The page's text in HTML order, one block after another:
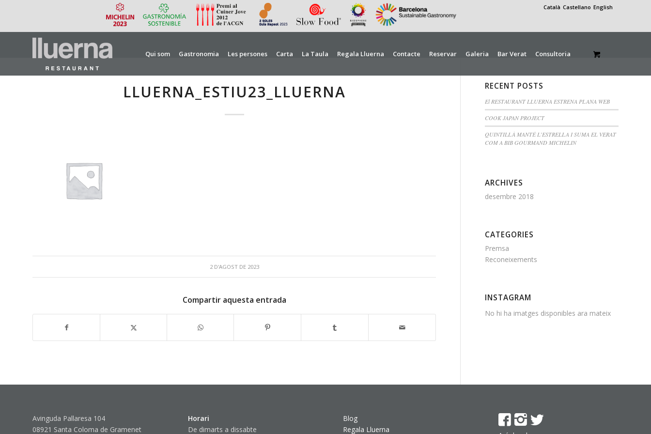
Català Castellano English
Qui som Gastronomia Les persones Carta La Taula Regala Lluerna Contacte Reservar Galeria Bar Verat Consultoria
LLUERNA_ESTIU23_LLUERNA
2 D'AGOST DE 2023
Compartir aquesta entrada
RECENT POSTS
El RESTAURANT LLUERNA ESTRENA PLANA WEB
COOK JAPAN PROJECT
QUINTILLÀ MANTÉ L’ESTRELLA I SUMA EL VERAT
COM A BIB GOURMAND MICHELIN
ARCHIVES
desembre 2018
CATEGORIES
Premsa
Reconeixements
INSTAGRAM
No hi ha imatges disponibles ara mateix
Avinguda Pallaresa 104
08921 Santa Coloma de Gramenet
Horari
De dimarts a dissabte
Blog
Regala Lluerna